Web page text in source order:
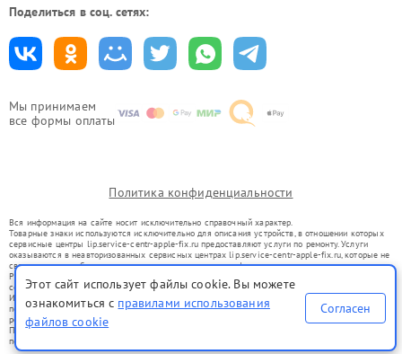
Мы принимаем
все формы оплаты
Поделиться в соц. сетях:
Политика конфиденциальности
Вся информация на сайте носит исключительно справочный характер.
Товарные знаки используются исключительно для описания устройств, в отношении которых
сервисные центры lip.service-centr-apple-fix.ru предоставляют услуги по ремонту. Услуги
оказываются в неавторизованных сервисных центрах lip.service-centr-apple-fix.ru, которые не
связаны с правообладателями товарных знаков или их официальными представителями.
Ремонт осуществляется для устройств, уже введенных в гражданский оборот в соответствии
со статьей 1487 ГК РФ.
Использование товарных знаков не преследует цели индивидуализации услуг или введения
потребителей в заблуждение, а служит для информирования о предоставляемых услугах по
ремонту техники указанных брендов.
Представленная на сайте информация не является публичной офертой, определяемой
положениями Статьи 437(2) Гражданского кодекса РФ
Этот сайт использует файлы cookie. Вы можете
ознакомиться с правилами использования
файлов cookie
Согласен